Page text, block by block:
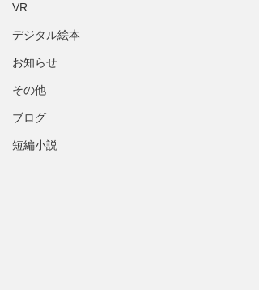
VR
デジタル絵本
お知らせ
その他
ブログ
短編小説